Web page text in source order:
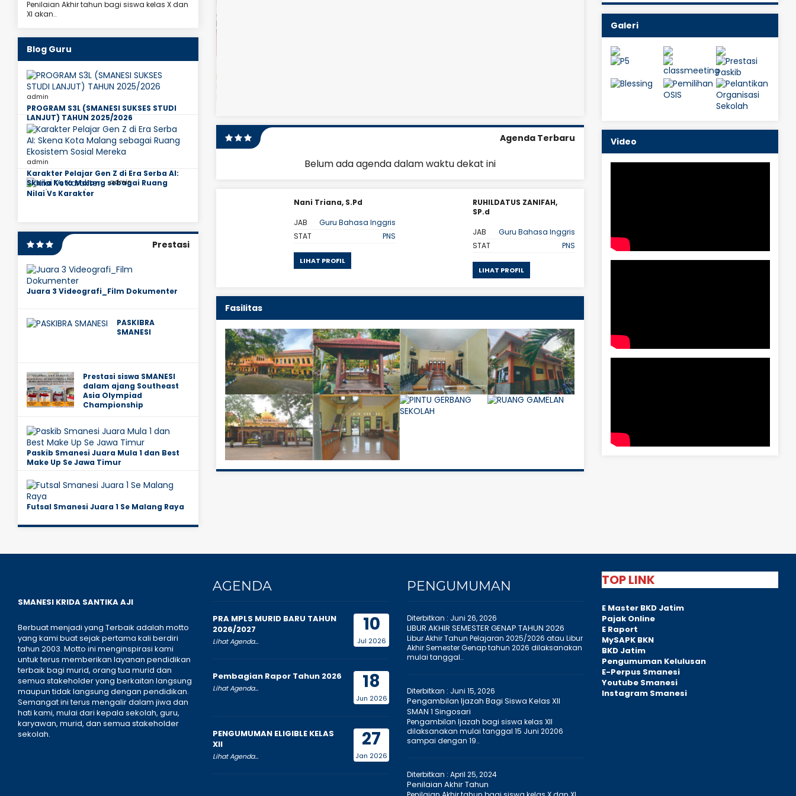
dalam ajang
Championship
posisinya sebagai sekolah unggulan
ke Southeast Asia Olympiad Championship.
terbaik dari Asia Tenggara ini..
Agenda Terbaru
Belum ada agenda dalam waktu dekat ini
STAT
Nani Triana, S.Pd
JAB
Guru Bahasa Inggris
STAT
PNS
LIHAT PROFIL
RUHILDATUS ZANIFAH,
SP.d
JAB
Guru Bahasa Inggris
STAT
PNS
LIHAT PROFIL
LIHAT PROFIL
Fasilitas
Penilaian Akhir tahun bagi siswa kelas X dan
XI akan..
Blog Guru
admin
PROGRAM S3L (SMANESI SUKSES STUDI
LANJUT) TAHUN 2025/2026
admin
Karakter Pelajar Gen Z di Era Serba AI:
Skena Kota Malang sebagai Ruang
Ekosistem Sosial Mereka
admin
Nilai Vs Karakter
Prestasi
Juara 3 Videografi_Film Dokumenter
PASKIBRA
SMANESI
Prestasi siswa SMANESI
dalam ajang Southeast
Asia Olympiad
Championship
Paskib Smanesi Juara Mula 1 dan Best
Make Up Se Jawa Timur
Futsal Smanesi Juara 1 Se Malang Raya
Galeri
Video
SMANESI KRIDA SANTIKA AJI
Berbuat menjadi yang Terbaik adalah motto
yang kami buat sejak pertama kali berdiri
tahun 2003. Motto ini menginspirasi kami
untuk terus memberikan layanan pendidikan
terbaik bagi murid, orang tua murid dan
semua stakeholder yang berkaitan langsung
maupun tidak langsung dengan pendidikan.
Semangat ini terus mengalir dalam jiwa dan
hati kami, mulai dari kepala sekolah, guru,
karyawan, murid, dan semua stakeholder
sekolah.
AGENDA
10
Jul 2026
PRA MPLS MURID BARU TAHUN
2026/2027
Lihat Agenda...
18
Jun 2026
Pembagian Rapor Tahun 2026
Lihat Agenda...
27
Jan 2026
PENGUMUMAN ELIGIBLE KELAS
XII
Lihat Agenda...
PENGUMUMAN
Diterbitkan : Juni 26, 2026
LIBUR AKHIR SEMESTER GENAP TAHUN 2026
Libur Akhir Tahun Pelajaran 2025/2026 atau Libur
Akhir Semester Genap tahun 2026 dilaksanakan
mulai tanggal..
Diterbitkan : Juni 15, 2026
Pengambilan Ijazah Bagi Siswa Kelas XII
SMAN 1 Singosari
Pengambilan Ijazah bagi siswa kelas XII
dilaksanakan mulai tanggal 15 Juni 20206
sampai dengan 19..
Diterbitkan : April 25, 2024
Penilaian Akhir Tahun
TOP LINK
E Master BKD Jatim
Pajak Online
E Raport
MySAPK BKN
BKD Jatim
Pengumuman Kelulusan
E-Perpus Smanesi
Youtube Smanesi
Instagram Smanesi